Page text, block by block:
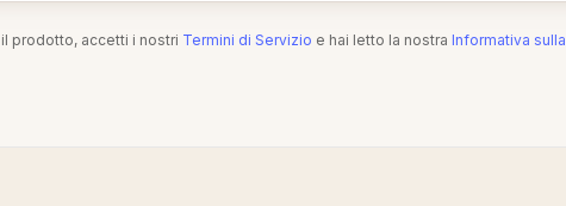
prodotto, accetti i nostri Termini di Servizio e hai letto la nostra Informativa